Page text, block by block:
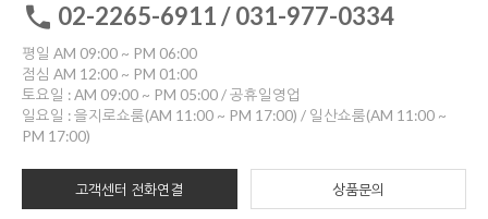
02-2265-6911 / 031-977-0334
평일 AM 09:00 ~ PM 06:00
점심 AM 12:00 ~ PM 01:00
토요일 : AM 09:00 ~ PM 05:00 / 공휴일영업
일요일 : 을지로쇼룸(AM 11:00 ~ PM 17:00) / 일산쇼룸(AM 11:00 ~
PM 17:00)
고객센터 전화연결 상품문의